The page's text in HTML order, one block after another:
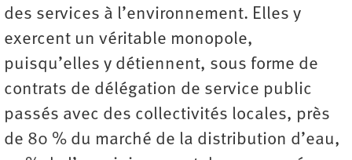
des services à l’environnement. Elles y
exercent un véritable monopole,
puisqu’elles y détiennent, sous forme de
contrats de délégation de service public
passés avec des collectivités locales, près
de 80 % du marché de la distribution d’eau,